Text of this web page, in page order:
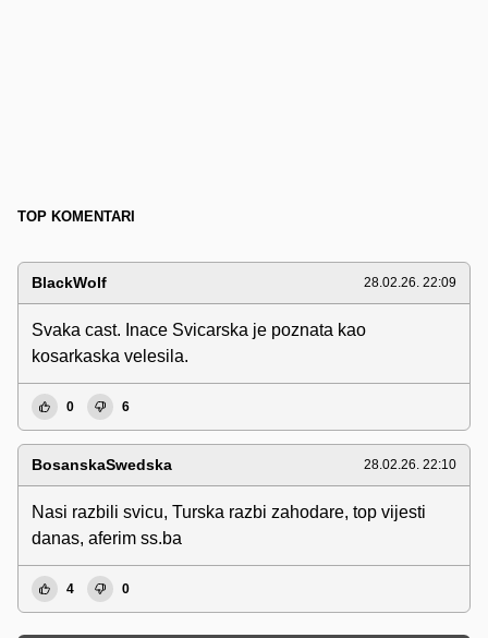
TOP KOMENTARI
BlackWolf 28.02.26. 22:09
Svaka cast. Inace Svicarska je poznata kao
kosarkaska velesila.
0 6
BosanskaSwedska 28.02.26. 22:10
Nasi razbili svicu, Turska razbi zahodare, top vijesti
danas, aferim ss.ba
4 0